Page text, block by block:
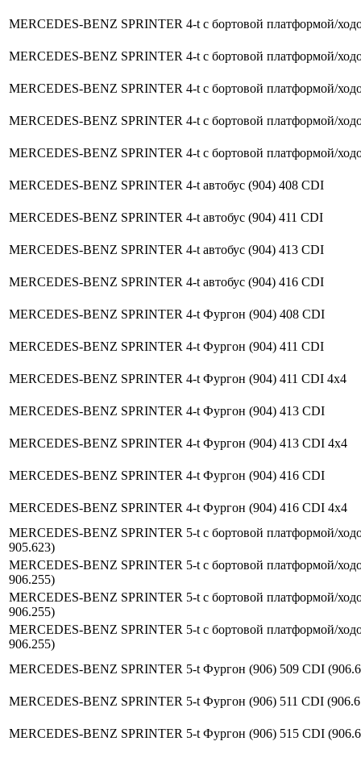
MERCEDES-BENZ SPRINTER 4-t c бортовой платформой/
MERCEDES-BENZ SPRINTER 4-t c бортовой платформой/
MERCEDES-BENZ SPRINTER 4-t c бортовой платформой/
MERCEDES-BENZ SPRINTER 4-t c бортовой платформой/
MERCEDES-BENZ SPRINTER 4-t c бортовой платформой/
MERCEDES-BENZ SPRINTER 4-t автобус (904) 408 CDI
MERCEDES-BENZ SPRINTER 4-t автобус (904) 411 CDI
MERCEDES-BENZ SPRINTER 4-t автобус (904) 413 CDI
MERCEDES-BENZ SPRINTER 4-t автобус (904) 416 CDI
MERCEDES-BENZ SPRINTER 4-t Фургон (904) 408 CDI
MERCEDES-BENZ SPRINTER 4-t Фургон (904) 411 CDI
MERCEDES-BENZ SPRINTER 4-t Фургон (904) 411 CDI 4x4
MERCEDES-BENZ SPRINTER 4-t Фургон (904) 413 CDI
MERCEDES-BENZ SPRINTER 4-t Фургон (904) 413 CDI 4x4
MERCEDES-BENZ SPRINTER 4-t Фургон (904) 416 CDI
MERCEDES-BENZ SPRINTER 4-t Фургон (904) 416 CDI 4x4
MERCEDES-BENZ SPRINTER 5-t c бортовой платформой/
905.623)
MERCEDES-BENZ SPRINTER 5-t c бортовой платформой/
906.255)
MERCEDES-BENZ SPRINTER 5-t c бортовой платформой/
906.255)
MERCEDES-BENZ SPRINTER 5-t c бортовой платформой/
906.255)
MERCEDES-BENZ SPRINTER 5-t Фургон (906) 509 CDI
MERCEDES-BENZ SPRINTER 5-t Фургон (906) 511 CDI
MERCEDES-BENZ SPRINTER 5-t Фургон (906) 515 CDI